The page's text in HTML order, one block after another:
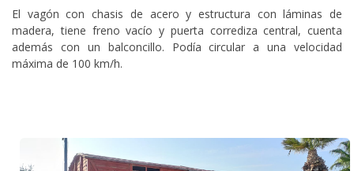
El vagón con chasis de acero y estructura con láminas de
madera, tiene freno vacío y puerta corrediza central, cuenta
además con un balconcillo. Podía circular a una velocidad
máxima de 100 km/h.